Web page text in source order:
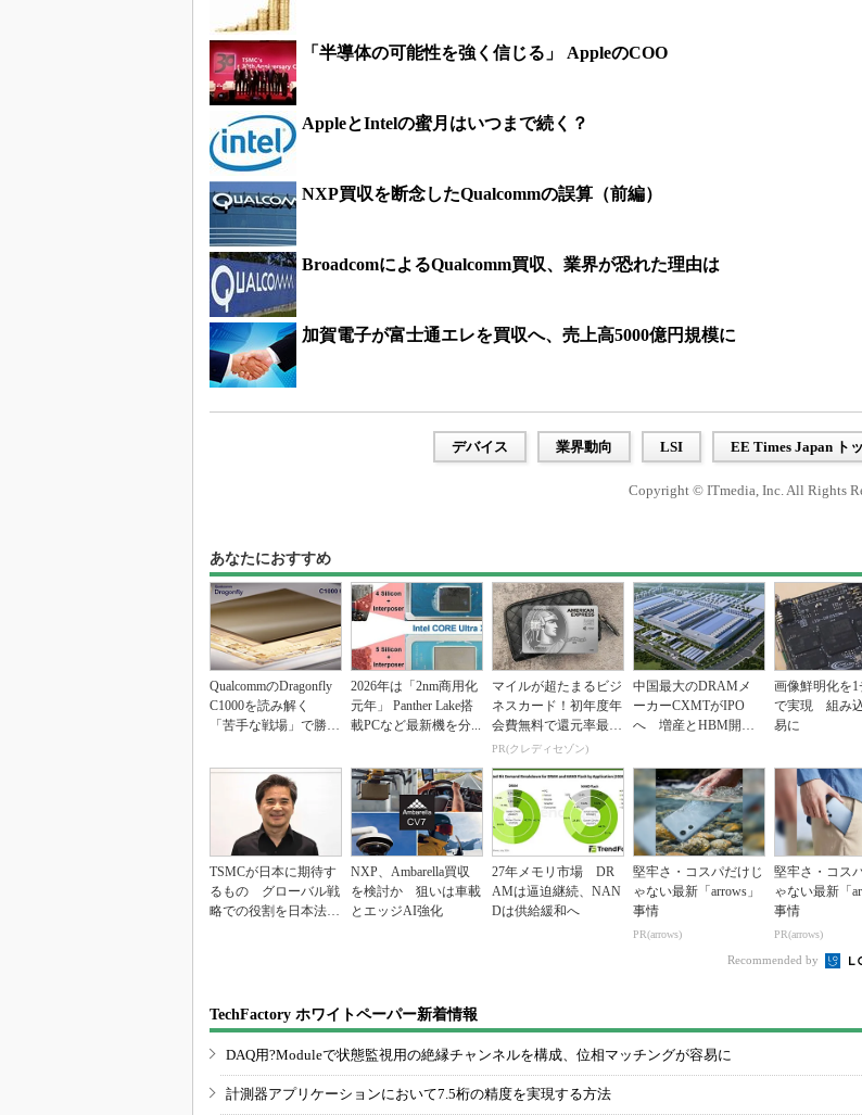
「半導体の可能性を強く信じる」 AppleのCOO
AppleとIntelの蜜月はいつまで続く？
NXP買収を断念したQualcommの誤算（前編）
BroadcomによるQualcomm買収、業界が恐れた理由は
加賀電子が富士通エレを買収へ、売上高5000億円規模に
デバイス 業界動向 LSI EE Times Japan ト
Copyright © ITmedia, Inc. All Rights
あなたにおすすめ
QualcommのDragonfly
C1000を読み解く
「苦手な戦場」で勝
2026年は「2nm商用化
元年」 Panther Lake搭
載PCなど最新機を分...
マイルが超たまるビジ
ネスカード！初年度年
会費無料で還元率最大
1.125%
PR(クレディセゾン)
中国最大のDRAMメ
ーカーCXMTがIPO
へ 増産とHBM開発
画像鮮明化を1
で実現 組み
易に
TSMCが日本に期待す
るもの グローバル戦
略での役割を日本法人
NXP、Ambarella買収
を検討か 狙いは車載
とエッジAI強化
27年メモリ市場 DR
AMは逼迫継続、NAN
Dは供給緩和へ
堅牢さ・コスパだけじ
ゃない最新「arrows」
事情
PR(arrows)
堅牢さ・コス
ゃない最新「
事情
PR(arrows)
Recommended by
TechFactory ホワイトペーパー新着情報
DAQ用?Moduleで状態監視用の絶縁チャンネルを構成、位相マッチングが容易に
計測器アプリケーションにおいて7.5桁の精度を実現する方法